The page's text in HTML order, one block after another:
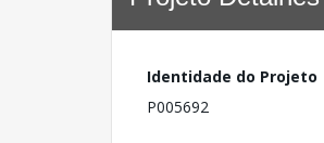
Identidade do Projeto
P005692